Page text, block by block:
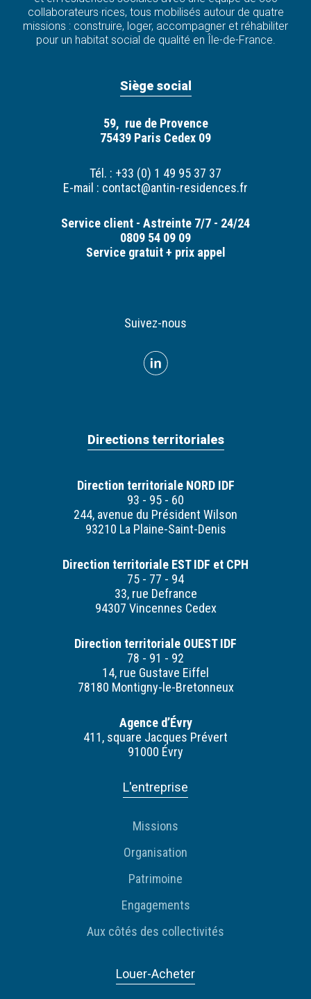
collaborateurs·rices, tous mobilisés autour de quatre
missions : construire, loger, accompagner et réhabiliter
pour un habitat social de qualité en Île-de-France.
Siège social
59, rue de Provence
75439 Paris Cedex 09
Tél. : +33 (0) 1 49 95 37 37
E-mail : contact@antin-residences.fr
Service client - Astreinte 7/7 - 24/24
0809 54 09 09
Service gratuit + prix appel
Suivez-nous
Directions territoriales
Direction territoriale NORD IDF
93 - 95 - 60
244, avenue du Président Wilson
93210 La Plaine-Saint-Denis
Direction territoriale EST IDF et CPH
75 - 77 - 94
33, rue Defrance
94307 Vincennes Cedex
Direction territoriale OUEST IDF
78 - 91 - 92
14, rue Gustave Eiffel
78180 Montigny-le-Bretonneux
Agence d’Évry
411, square Jacques Prévert
91000 Évry
L'entreprise
Missions
Organisation
Patrimoine
Engagements
Aux côtés des collectivités
Louer-Acheter